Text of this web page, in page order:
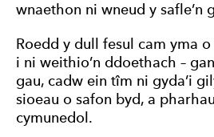
wnaethon ni wneud y safle’n
Roedd y dull fesul cam yma
i ni weithio’n ddoethach –
gau, cadw ein tîm ni gyda’i
sioeau o safon byd, a
cymunedol.